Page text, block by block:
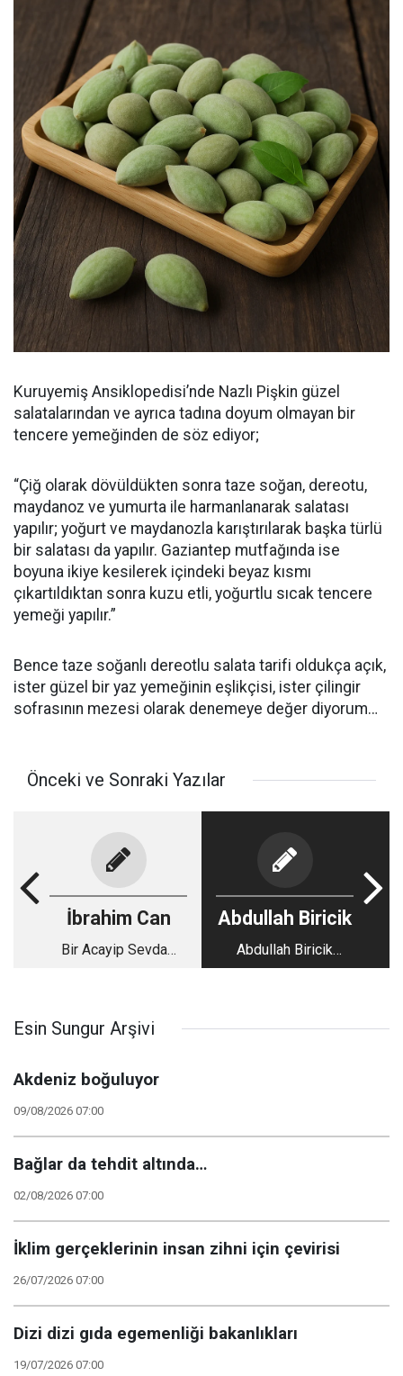
Kuruyemiş Ansiklopedisi’nde Nazlı Pişkin güzel
salatalarından ve ayrıca tadına doyum olmayan bir
tencere yemeğinden de söz ediyor;
“Çiğ olarak dövüldükten sonra taze soğan, dereotu,
maydanoz ve yumurta ile harmanlanarak salatası
yapılır; yoğurt ve maydanozla karıştırılarak başka türlü
bir salatası da yapılır. Gaziantep mutfağında ise
boyuna ikiye kesilerek içindeki beyaz kısmı
çıkartıldıktan sonra kuzu etli, yoğurtlu sıcak tencere
yemeği yapılır.”
Bence taze soğanlı dereotlu salata tarifi oldukça açık,
ister güzel bir yaz yemeğinin eşlikçisi, ister çilingir
sofrasının mezesi olarak denemeye değer diyorum…
Önceki ve Sonraki Yazılar
İbrahim Can
Bir Acayip Sevda…
Abdullah Biricik
Abdullah Biricik
yazdı.. Kaldı Bir Puan
Esin Sungur Arşivi
Akdeniz boğuluyor
09/08/2026 07:00
Bağlar da tehdit altında…
02/08/2026 07:00
İklim gerçeklerinin insan zihni için çevirisi
26/07/2026 07:00
Dizi dizi gıda egemenliği bakanlıkları
19/07/2026 07:00